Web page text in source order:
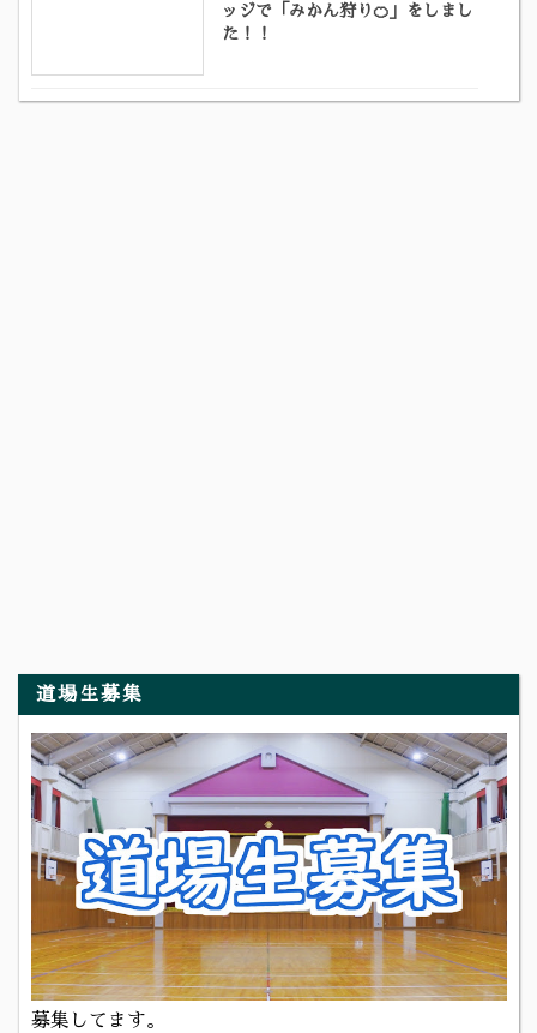
ッジで「みかん狩り🍊」をしまし
た！！
道場生募集
募集してます。